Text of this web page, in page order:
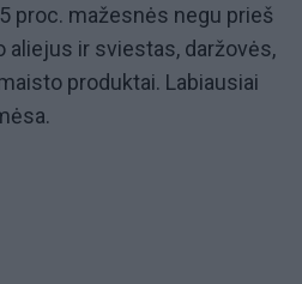
proc. mažesnės negu prieš
aliejus ir sviestas, daržovės,
produktai. Labiausiai